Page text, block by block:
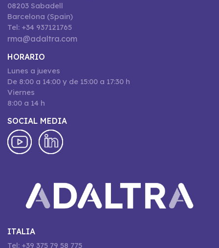
08203 Sabadell
Barcelona (Spain)
Tel: +34 937121765
rma@adaltra.com
HORARIO
Lunes a jueves
De 8:00 a 14:00 y de 15:00 a 17:30 h
Viernes
8:00 a 14 h
SOCIAL MEDIA
ITALIA
Tel: +39 375 79 58 775